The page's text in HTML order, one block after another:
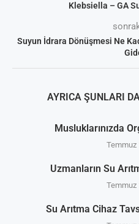
Klebsiella – GA
Suyun İdrara Dönüşmesi Ne
AYRICA ŞUNLARI
Musluklarınızda
Temmuz
Uzmanların Su
Temmuz
Su Arıtma Cihaz